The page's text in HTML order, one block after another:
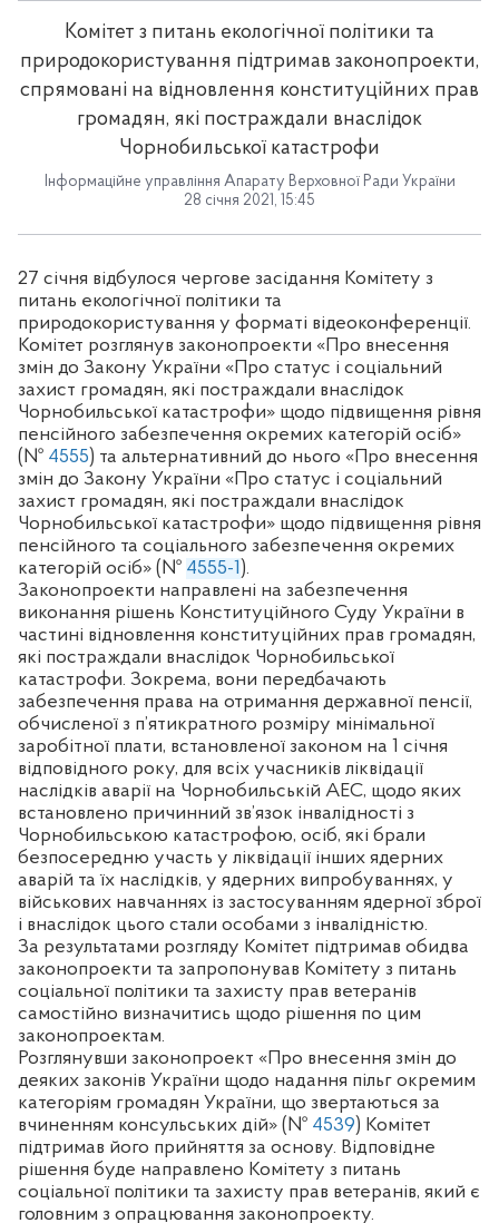
Комітет з питань екологічної політики та
природокористування підтримав законопроекти,
спрямовані на відновлення конституційних прав
громадян, які постраждали внаслідок
Чорнобильської катастрофи
Інформаційне управління Апарату Верховної Ради України
28 січня 2021, 15:45
27 січня відбулося чергове засідання Комітету з
питань екологічної політики та
природокористування у форматі відеоконференції.
Комітет розглянув законопроекти «Про внесення
змін до Закону України «Про статус і соціальний
захист громадян, які постраждали внаслідок
Чорнобильської катастрофи» щодо підвищення рівня
пенсійного забезпечення окремих категорій осіб»
(№ 4555) та альтернативний до нього «Про внесення
змін до Закону України «Про статус і соціальний
захист громадян, які постраждали внаслідок
Чорнобильської катастрофи» щодо підвищення рівня
пенсійного та соціального забезпечення окремих
категорій осіб» (№ 4555-1 ).
Законопроекти направлені на забезпечення
виконання рішень Конституційного Суду України в
частині відновлення конституційних прав громадян,
які постраждали внаслідок Чорнобильської
катастрофи. Зокрема, вони передбачають
забезпечення права на отримання державної пенсії,
обчисленої з п’ятикратного розміру мінімальної
заробітної плати, встановленої законом на 1 січня
відповідного року, для всіх учасників ліквідації
наслідків аварії на Чорнобильській АЕС, щодо яких
встановлено причинний зв’язок інвалідності з
Чорнобильською катастрофою, осіб, які брали
безпосередню участь у ліквідації інших ядерних
аварій та їх наслідків, у ядерних випробуваннях, у
військових навчаннях із застосуванням ядерної зброї
і внаслідок цього стали особами з інвалідністю.
За результатами розгляду Комітет підтримав обидва
законопроекти та запропонував Комітету з питань
соціальної політики та захисту прав ветеранів
самостійно визначитись щодо рішення по цим
законопроектам.
Розглянувши законопроект «Про внесення змін до
деяких законів України щодо надання пільг окремим
категоріям громадян України, що звертаються за
вчиненням консульських дій» (№ 4539) Комітет
підтримав його прийняття за основу. Відповідне
рішення буде направлено Комітету з питань
соціальної політики та захисту прав ветеранів, який є
головним з опрацювання законопроекту.